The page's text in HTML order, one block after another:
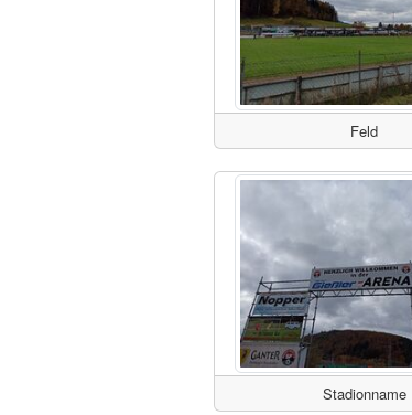
Feld
Stadionname